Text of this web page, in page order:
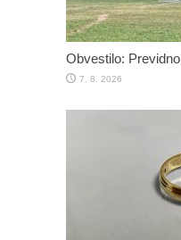
Obvestilo:
7. 8. 2026